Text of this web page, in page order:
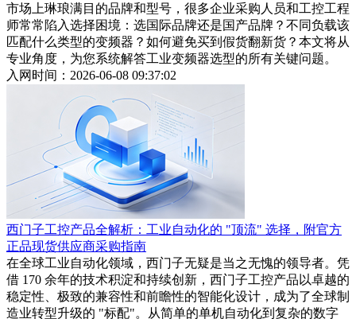
市场上琳琅满目的品牌和型号，很多企业采购人员和工控工程
师常常陷入选择困境：选国际品牌还是国产品牌？不同负载该
匹配什么类型的变频器？如何避免买到假货翻新货？本文将从
专业角度，为您系统解答工业变频器选型的所有关键问题。
入网时间：2026-06-08 09:37:02
西门子工控产品全解析：工业自动化的 "顶流" 选择，附官方
正品现货供应商采购指南
在全球工业自动化领域，西门子无疑是当之无愧的领导者。凭
借 170 余年的技术积淀和持续创新，西门子工控产品以卓越的
稳定性、极致的兼容性和前瞻性的智能化设计，成为了全球制
造业转型升级的 "标配"。从简单的单机自动化到复杂的数字